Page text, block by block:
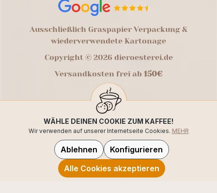
Ausschließlich Graspapier Verpackung &
wiederverwendete Kartonage
Copyright © 2026 dieroesterei.de
Versandkosten frei ab 150€
WÄHLE DEINEN COOKIE ZUM KAFFEE!
Wir verwenden auf unserer Internetseite Cookies. MEHR
Ablehnen
Konfigurieren
Alle Cookies akzeptieren